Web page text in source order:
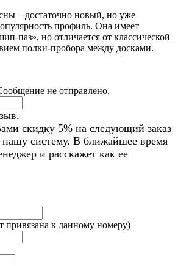
– достаточно новый, но уже
профиль. Она имеет
паз», но отличается от классической
полки-пробора между досками.
не отправлено.
скидку 5% на следующий заказ
нашу систему. В ближайшее время
и расскажет как ее
привязана к данному номеру)